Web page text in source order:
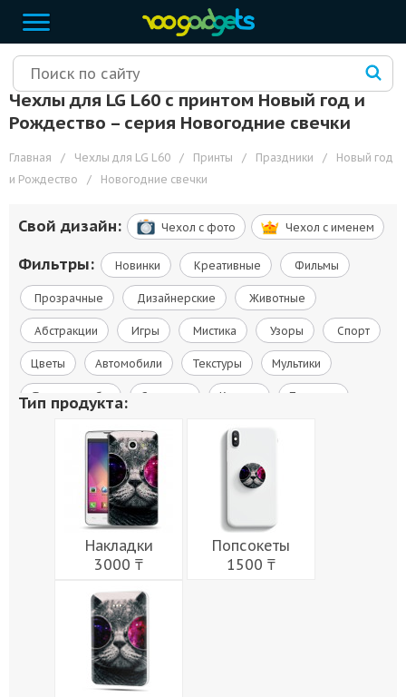
Чехлы для LG L60 с принтом Новый год и
Рождество – cерия Новогодние свечки
Главная / Чехлы для LG L60 / Принты / Праздники /
Новый год
и Рождество
/ Новогодние свечки
Свой дизайн: Чехол c фото Чехол c именем
Фильтры: Новинки Креативные Фильмы
Прозрачные Дизайнерские Животные
Абстракции Игры Мистика Узоры Спорт
Цветы Автомобили Текстуры Мультики
Флаги и гербы Сериалы Космос Природа
Города
Еда Праздники
Тип продукта:
Накладки
3000 ₸
Попсокеты
1500 ₸